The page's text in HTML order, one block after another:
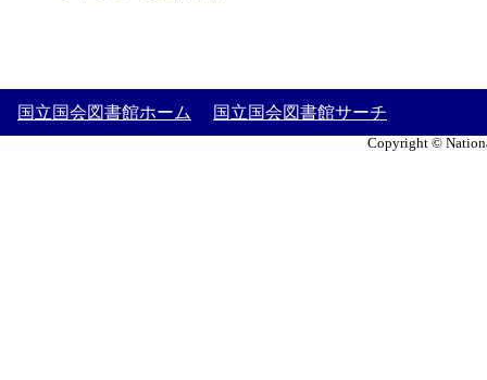
国立国会図書館ホーム 国立国会図書館サーチ
Copyright ©